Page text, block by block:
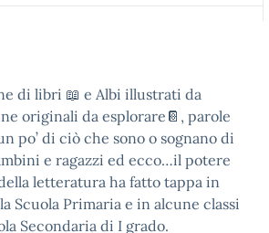
di libri 📖 e Albi illustrati da
originali da esplorare📔, parole
po’ di ciò che sono o sognano di
e ragazzi ed ecco…il potere
letteratura ha fatto tappa in
Scuola Primaria e in alcune classi
Secondaria di I grado.